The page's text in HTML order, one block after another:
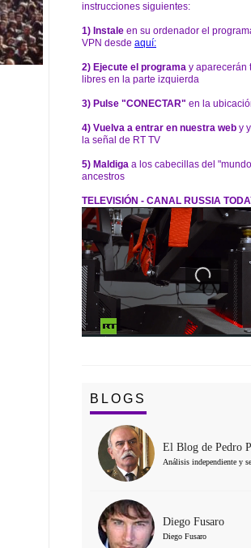
instrucciones siguientes:
1) Instale en su ordenador el
VPN desde aquí:
2) Ejecute el programa y aparecerán
libres en la parte izquierda
3) Pulse "CONECTAR" en la
4) Vuelva a entrar en nuestra web y
la señal de RT TV
5) Maldiga a los cabecillas del
ancestros
TELEVISIÓN - CANAL RUSSIA
BLOGS
El Blog de Pedro
Análisis independiente y
Diego Fusaro
Diego Fusaro